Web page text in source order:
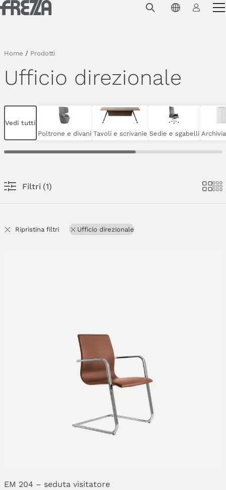
Skip to main content
Collezioni
Progetti e ispirazioni
Azienda
Magazine
Downloads
Home / Prodotti
Ufficio direzionale
Vedi tutti
Poltrone e divani Tavoli e scrivanie Sedie e sgabelli
Filtri (1)
Ripristina filtri Ufficio direzionale
EM 204 – seduta visitatore